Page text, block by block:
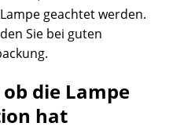
geachtet werden.
Sie bei guten
die Lampe
hat